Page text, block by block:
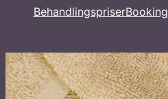
BehandlingspriserBooking